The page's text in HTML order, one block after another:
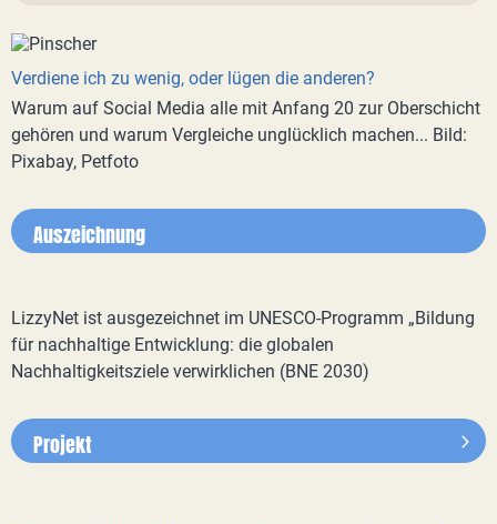
Verdiene ich zu wenig, oder lügen die anderen?
Warum auf Social Media alle mit Anfang 20 zur Oberschicht
gehören und warum Vergleiche unglücklich machen... Bild:
Pixabay, Petfoto
Auszeichnung
LizzyNet ist ausgezeichnet im UNESCO-Programm „Bildung
für nachhaltige Entwicklung: die globalen
Nachhaltigkeitsziele verwirklichen (BNE 2030)
Projekt